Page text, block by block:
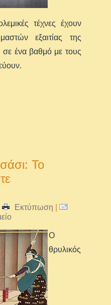
τέχνες έχουν
εξαιτίας της
σε ένα βαθμό με τους
Το
| Εκτύπωση
Ο
θρυλικός